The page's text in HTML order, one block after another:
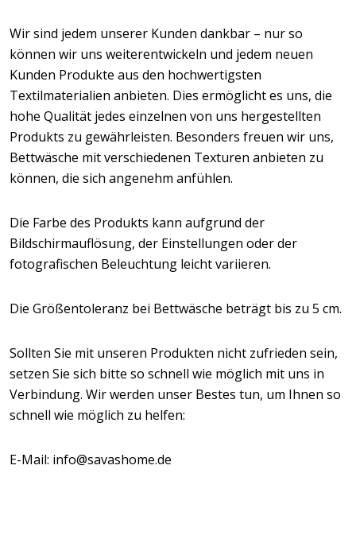
Wir sind jedem unserer Kunden dankbar – nur so
können wir uns weiterentwickeln und jedem neuen
Kunden Produkte aus den hochwertigsten
Textilmaterialien anbieten. Dies ermöglicht es uns, die
hohe Qualität jedes einzelnen von uns hergestellten
Produkts zu gewährleisten. Besonders freuen wir uns,
Bettwäsche mit verschiedenen Texturen anbieten zu
können, die sich angenehm anfühlen.
Die Farbe des Produkts kann aufgrund der
Bildschirmauflösung, der Einstellungen oder der
fotografischen Beleuchtung leicht variieren.
Die Größentoleranz bei Bettwäsche beträgt bis zu 5 cm.
Sollten Sie mit unseren Produkten nicht zufrieden sein,
setzen Sie sich bitte so schnell wie möglich mit uns in
Verbindung. Wir werden unser Bestes tun, um Ihnen so
schnell wie möglich zu helfen:
E-Mail: info@savashome.de